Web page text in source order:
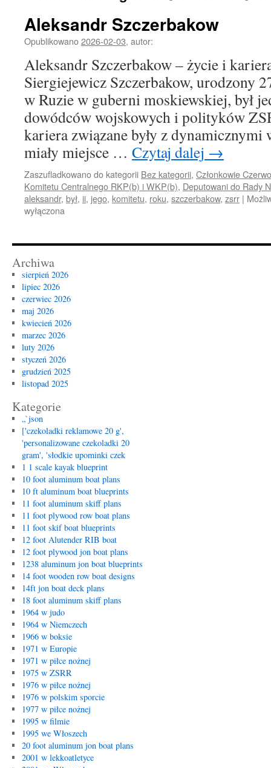
Aleksandr Szczerbakow
Opublikowano2026-02-03, autor:
Aleksandr Szczerbakow – życie i
Siergiejewicz Szczerbakow, urodzony
w Ruzie w guberni moskiewskiej, był
dowódców wojskowych i polityków
kariera związane były z
miały miejsce … Czytaj dalej →
Zaszufladkowano do kategorii Bez kategorii, Członkowie
Komitetu Centralnego RKP(b) i WKP(b), Deputowani do Rady
aleksandr, był, ii, jego, komitetu, roku, szczerbakow, zsrr |
wyłączona
Archiwa
sierpień 2026
lipiec 2026
czerwiec 2026
maj 2026
kwiecień 2026
marzec 2026
luty 2026
styczeń 2026
grudzień 2025
listopad 2025
Kategorie
„`json
['czekoladki reklamowe 20 g',
'personalizowane czekoladki 20
gram', 'słodkie upominki czek
1 1 scale kayak blueprint
10 foot aluminum boat plans
10 ft aluminum boat blueprints
11 foot aluminum skiff plans
11 foot plywood row boat plans
11 foot skif boat blueprints
12 foot Alutender RIB boat
12 foot plywood jon boat plans
1238 aluminum jon boat blueprints
14 foot wooden row boat designs
14ft jon boat deck plans
18 foot aluminum skiff plans
1964 w judo
1964 w Niemczech
1966 w boksie
1971 w Europie
1971 w piłce nożnej
1975 w ZSRR
1976 w piłce nożnej
1976 w polskim sporcie
1977 w piłce nożnej
1995 w filmie
1995 we Włoszech
20 foot aluminum jon boat plans
2001 w lekkoatletyce